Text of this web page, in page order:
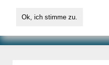
Ok, ich stimme zu.